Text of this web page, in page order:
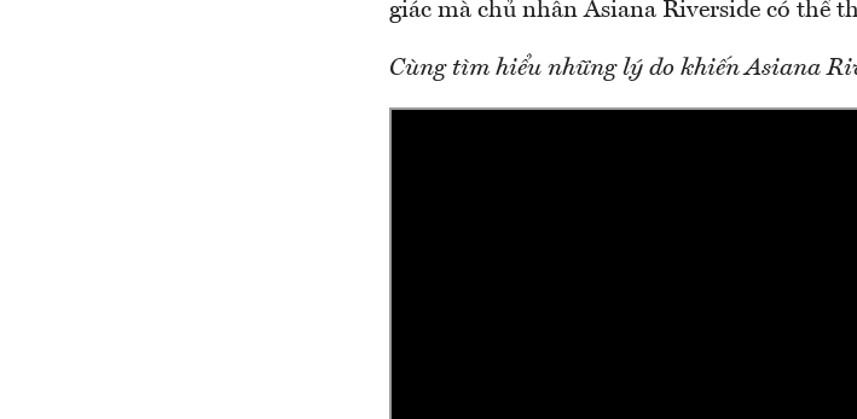
giác mà chủ nhân Asiana Riverside có thể
Cùng tìm hiểu những lý do khiến Asiana